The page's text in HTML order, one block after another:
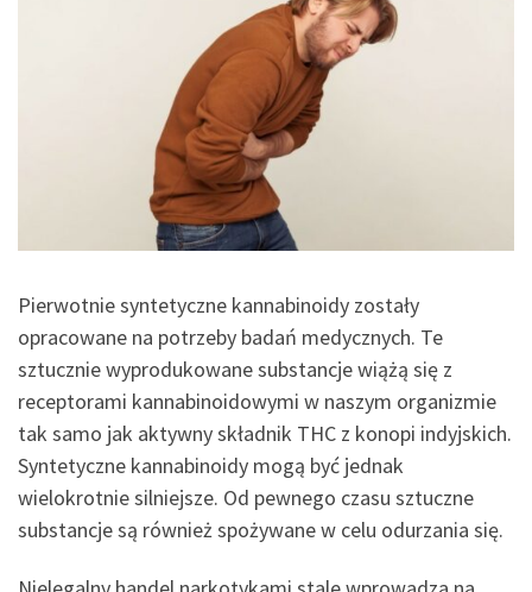
Pierwotnie syntetyczne kannabinoidy zostały
opracowane na potrzeby badań medycznych. Te
sztucznie wyprodukowane substancje wiążą się z
receptorami kannabinoidowymi w naszym organizmie
tak samo jak aktywny składnik THC z konopi indyjskich.
Syntetyczne kannabinoidy mogą być jednak
wielokrotnie silniejsze. Od pewnego czasu sztuczne
substancje są również spożywane w celu odurzania się.